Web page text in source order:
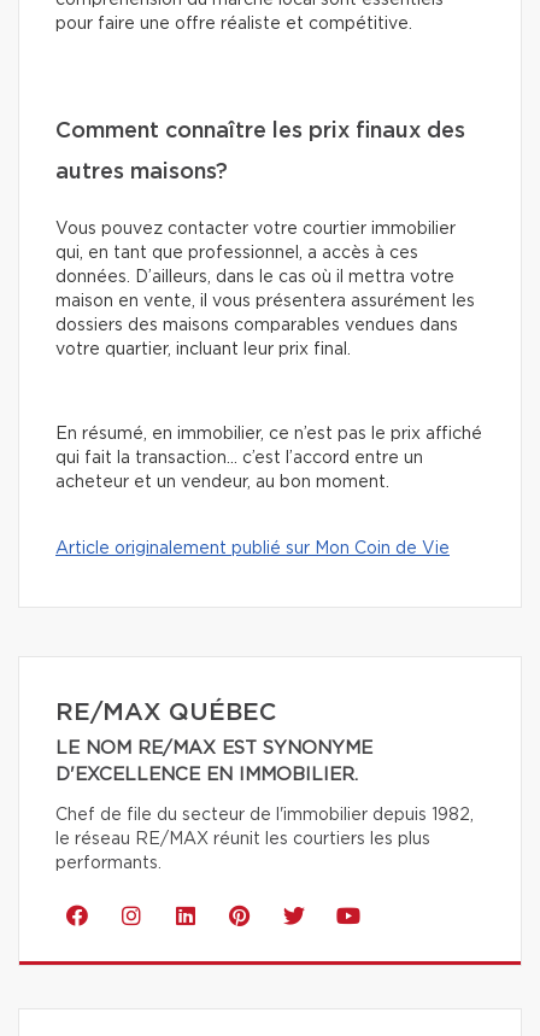
pour faire une offre réaliste et compétitive.
Comment connaître les prix finaux des
autres maisons?
Vous pouvez contacter votre courtier immobilier
qui, en tant que professionnel, a accès à ces
données. D’ailleurs, dans le cas où il mettra votre
maison en vente, il vous présentera assurément les
dossiers des maisons comparables vendues dans
votre quartier, incluant leur prix final.
En résumé, en immobilier, ce n’est pas le prix affiché
qui fait la transaction… c’est l’accord entre un
acheteur et un vendeur, au bon moment.
Article originalement publié sur Mon Coin de Vie
RE/MAX QUÉBEC
LE NOM RE/MAX EST SYNONYME
D'EXCELLENCE EN IMMOBILIER.
Chef de file du secteur de l'immobilier depuis 1982,
le réseau RE/MAX réunit les courtiers les plus
performants.